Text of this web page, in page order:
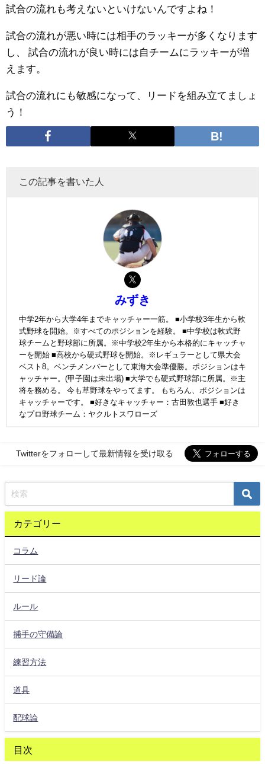
試合の流れも考えないといけないんですよね！
試合の流れが悪い時には相手のラッキーが多くなります
し、
試合の流れが良い時には自チームにラッキーが増
えます。
試合の流れにも敏感になって、リードを組み立てましょ
う！
この記事を書いた人
みずき
中学2年から大学4年までキャッチャー一筋。 ■小学校3年生から軟
式野球を開始。※すべてのポジションを経験。 ■中学校は軟式野
球チームと野球部に所属。※中学校2年生から本格的にキャッチャ
ーを開始 ■高校から硬式野球を開始。※レギュラーとして県大会
ベスト8。ベンチメンバーとして東海大会準優勝。ポジションはキ
ャッチャー。(甲子園は未出場) ■大学でも硬式野球部に所属。※主
将を務める。 今も草野球をやってます。 もちろん、ポジションは
キャッチャーです。 ■好きなキャッチャー：古田敦也選手 ■好き
なプロ野球チーム：ヤクルトスワローズ
Twitterをフォローして最新情報を受け取る
カテゴリー
コラム
リード論
ルール
捕手の守備論
練習方法
道具
配球論
目次